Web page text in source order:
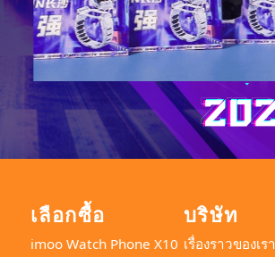
เลือกซื้อ
imoo Watch Phone X10
บริษัท
เรื่องราวของเรา